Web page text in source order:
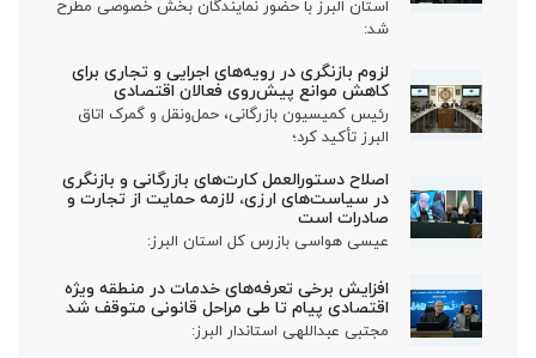
استان البرز با حضور نمایندگان بخش خصوصی مطرح
شد:
لزوم بازنگری در رویه‌های اجرایی و تجاری برای
کاهش موانع پیش‌روی فعالان اقتصادی
رئیس کمیسیون بازرگانی، حمل‌ونقل و گمرک اتاق
البرز تأکید کرد؛
اصلاح دستورالعمل کارت‌های بازرگانی و بازنگری
در سیاست‌های ارزی، لازمه حمایت از تجارت و
صادرات است
عیسی هواسی بازرس کل استان البرز:
افزایش برخی تعرفه‌های خدمات در منطقه ویژه
اقتصادی پیام تا طی مراحل قانونی متوقف شد
مجتبی عبداللهی استاندار البرز: